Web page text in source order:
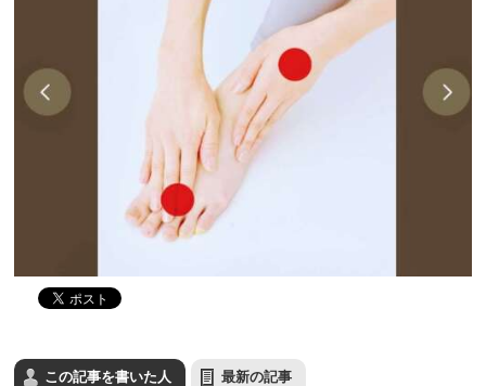
この記事を書いた人 最新の記事